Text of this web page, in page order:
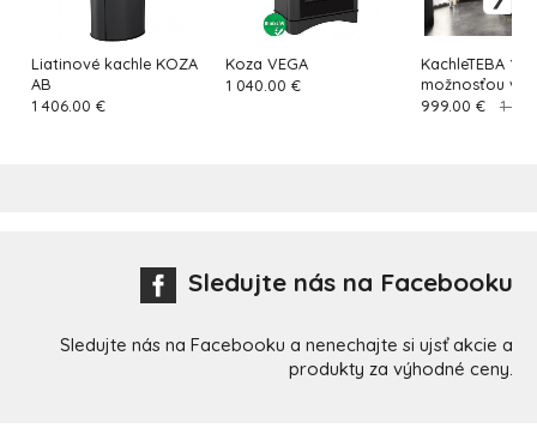
Liatinové kachle KOZA
AB
1 406.00 €
Koza VEGA
1 040.00 €
KachleTEBA 12 s
možnosťou
10KW a
999.00 € 1
Sledujte nás na Facebooku
Sledujte nás na Facebooku a nenechajte si ujsť akcie a
produkty za výhodné ceny.